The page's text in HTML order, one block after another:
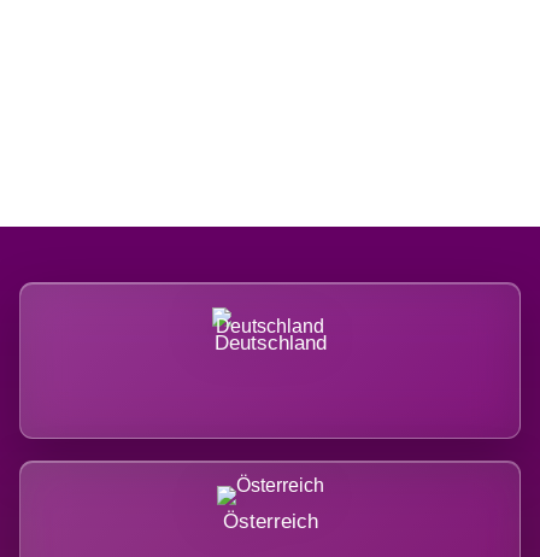
Deutschland
Österreich